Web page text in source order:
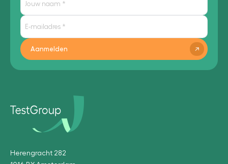
Aanmelden
Herengracht 282